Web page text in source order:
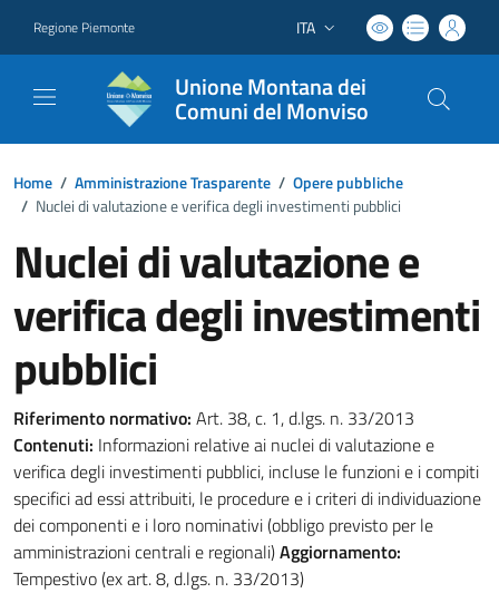
Regione Piemonte Lingua attiva:
ITA
Unione Montana dei
Comuni del Monviso
Home / Amministrazione Trasparente / Opere pubbliche
/ Nuclei di valutazione e verifica degli investimenti pubblici
Nuclei di valutazione e
verifica degli investimenti
pubblici
Riferimento normativo: Art. 38, c. 1, d.lgs. n. 33/2013
Contenuti: Informazioni relative ai nuclei di valutazione e
verifica degli investimenti pubblici, incluse le funzioni e i compiti
specifici ad essi attribuiti, le procedure e i criteri di individuazione
dei componenti e i loro nominativi (obbligo previsto per le
amministrazioni centrali e regionali)Aggiornamento:
Tempestivo (ex art. 8, d.lgs. n. 33/2013)